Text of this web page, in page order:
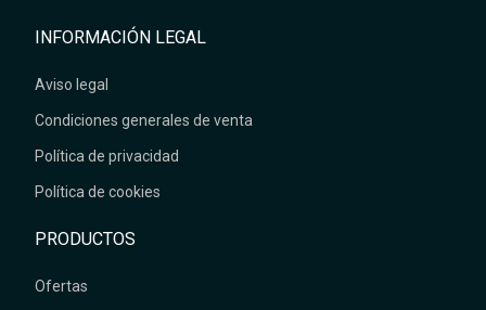
INFORMACIÓN LEGAL
Aviso legal
Condiciones generales de venta
Política de privacidad
Política de cookies
PRODUCTOS
Ofertas